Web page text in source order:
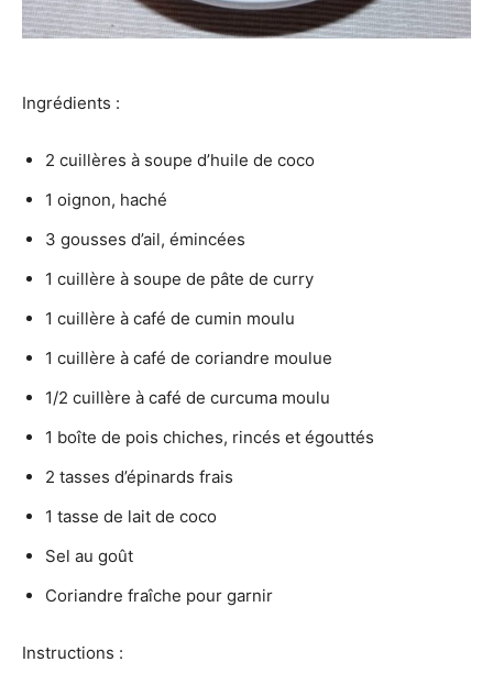
Ingrédients :
2 cuillères à soupe d’huile de coco
1 oignon, haché
3 gousses d’ail, émincées
1 cuillère à soupe de pâte de curry
1 cuillère à café de cumin moulu
1 cuillère à café de coriandre moulue
1/2 cuillère à café de curcuma moulu
1 boîte de pois chiches, rincés et égouttés
2 tasses d’épinards frais
1 tasse de lait de coco
Sel au goût
Coriandre fraîche pour garnir
Instructions :